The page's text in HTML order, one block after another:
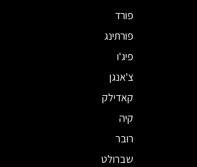
פורד
פורתינג
פיג'ו
צ'אנגן
קאדילק
קיה
רובר
שברולט